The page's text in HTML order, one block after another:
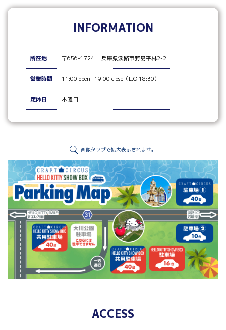
INFORMATION
所在地 〒656-1724 兵庫県淡路市野島平林2-2
営業時間 11:00 open -19:00 close（L.O.18:30）
定休日 木曜日
画像タップで拡大表示されます。
ACCESS